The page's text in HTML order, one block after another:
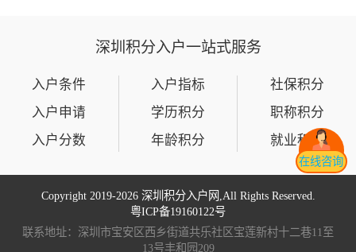
在线咨询
深圳积分入户一站式服务
入户条件
入户申请
入户分数
入户指标
学历积分
年龄积分
社保积分
职称积分
就业积分
Copyright 2019-2026 深圳积分入户网,All Rights Reserved.
粤ICP备19160122号
联系地址：深圳市宝安区西乡街道共乐社区宝莲新村十二巷11至
13号丰和园209